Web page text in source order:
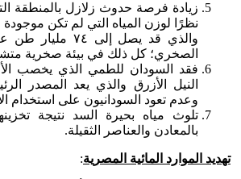
زيادة فرصة حدوث زلازل بالمنطقة
نظرًا لوزن المياه التي لم تكن
والذي قد يصل إلى
الصخري؛ كل ذلك في بيئة صخرية
فقد السودان للطمي الذي يخصب
النيل الأزرق والذي يعد المصدر
وعدم تعود السودانيون على استخدام
تلوث مياه بحيرة السد نتيجة
بالمعادن والعناصر الثقيلة.
تهديد الموارد المائية المصرية: